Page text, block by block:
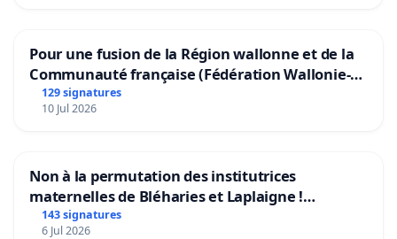
Pour une fusion de la Région wallonne et de la
Communauté française (Fédération Wallonie-
Bruxelles)
129 signatures
10 Jul 2026
Non à la permutation des institutrices
maternelles de Bléharies et Laplaigne !
Préservons la stabilité de nos enfants.
143 signatures
6 Jul 2026